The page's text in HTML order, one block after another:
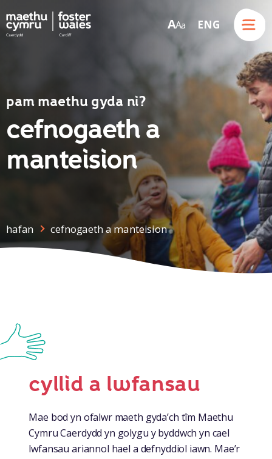
Skip to content
AA a ENG
Menu
pam maethu gyda ni?
cefnogaeth a
manteision
hafan cefnogaeth a manteision
cyllid a lwfansau
Mae bod yn ofalwr maeth gyda’ch tîm Maethu
Cymru Caerdydd yn golygu y byddwch yn cael
lwfansau ariannol hael a defnyddiol iawn. Mae’r